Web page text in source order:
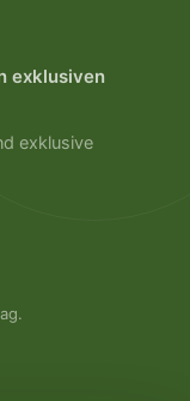
exklusiven
exklusive